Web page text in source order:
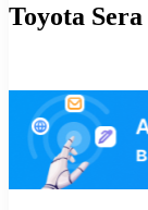
Toyota Sera